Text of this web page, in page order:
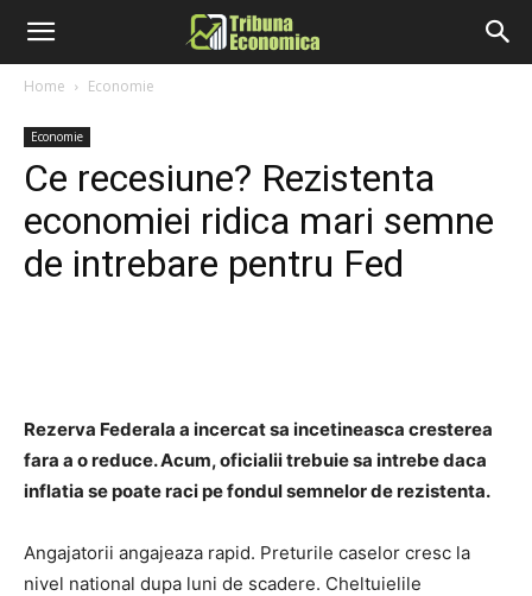
Home Economie
Economie
Ce recesiune? Rezistenta
economiei ridica mari semne
de intrebare pentru Fed
Rezerva Federala a incercat sa incetineasca cresterea
fara a o reduce. Acum, oficialii trebuie sa intrebe daca
inflatia se poate raci pe fondul semnelor de rezistenta.
Angajatorii angajeaza rapid. Preturile caselor cresc la
nivel national dupa luni de scadere. Cheltuielile